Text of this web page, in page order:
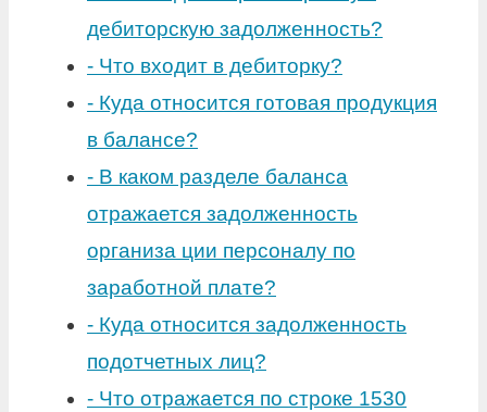
дебиторскую задолженность?
- Что входит в дебиторку?
- Куда относится готовая продукция
в балансе?
- В каком разделе баланса
отражается задолженность
организа ции персоналу по
заработной плате?
- Куда относится задолженность
подотчетных лиц?
- Что отражается по строке 1530